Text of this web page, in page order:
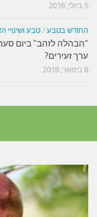
5 ביולי, 2018
החודש בטבע / טבע ושינויי
"הבהלה לזהב" ביום
ערך זעירים?
8 בינואר, 2018